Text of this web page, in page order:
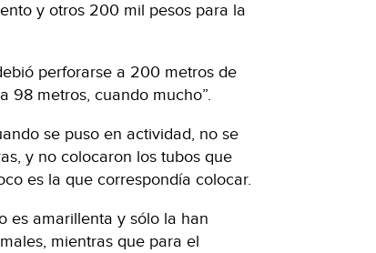
y otros 200 mil pesos para la
perforarse a 200 metros de
98 metros, cuando mucho”.
se puso en actividad, no se
y no colocaron los tubos que
es la que correspondía colocar.
es amarillenta y sólo la han
mientras que para el